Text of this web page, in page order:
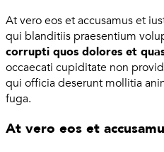
At vero eos et accusamus et
qui blanditiis praesentium
corrupti quos dolores et
occaecati cupiditate non
qui officia deserunt mollitia
fuga.
At vero eos et